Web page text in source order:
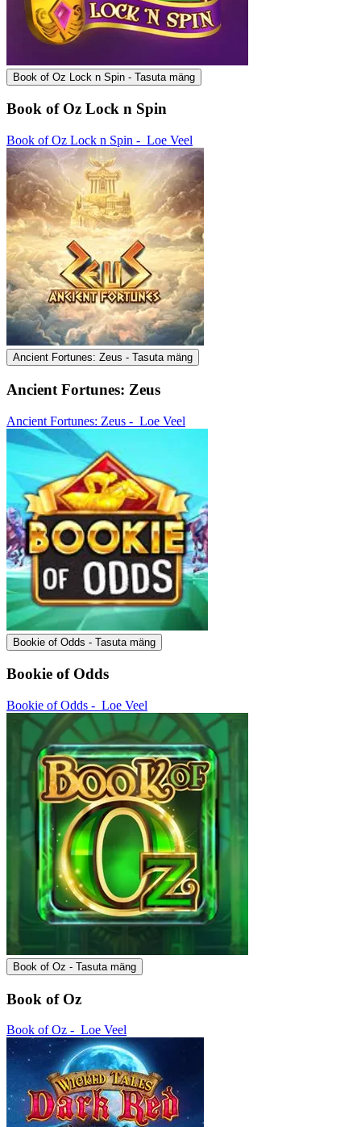
Book of Oz Lock n Spin - Tasuta mäng
Book of Oz Lock n Spin
Book of Oz Lock n Spin - Loe Veel
Ancient Fortunes: Zeus - Tasuta mäng
Ancient Fortunes: Zeus
Ancient Fortunes: Zeus - Loe Veel
Bookie of Odds - Tasuta mäng
Bookie of Odds
Bookie of Odds - Loe Veel
Book of Oz - Tasuta mäng
Book of Oz
Book of Oz - Loe Veel